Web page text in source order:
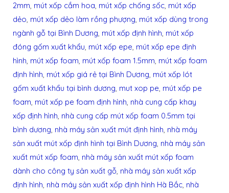
2mm, mút xốp cắm hoa, mút xốp chống sốc, mút xốp
dẻo, mút xốp dẻo làm rồng phượng, mút xốp dùng trong
ngành gỗ tại Bình Dương, mút xốp định hình, mút xốp
đóng gốm xuất khẩu, mút xốp epe, mút xốp epe định
hình, mút xốp foam, mút xốp foam 1.5mm, mút xốp foam
định hình, mút xốp giá rẻ tại Bình Dương, mút xốp lót
gốm xuất khẩu tại bình dương, mut xop pe, mút xốp pe
foam, mút xốp pe foam định hình, nhà cung cấp khay
xốp định hình, nhà cung cấp mút xốp foam 0.5mm tại
bình dương, nhà máy sản xuất mút định hình, nhà máy
sản xuất mút xốp định hình tại Bình Dương, nhà máy sản
xuất mút xốp foam, nhà máy sản xuất mút xốp foam
dành cho công ty sản xuất gỗ, nhà máy sản xuất xốp
định hình, nhà máy sản xuất xốp định hình Hà Bắc, nhà